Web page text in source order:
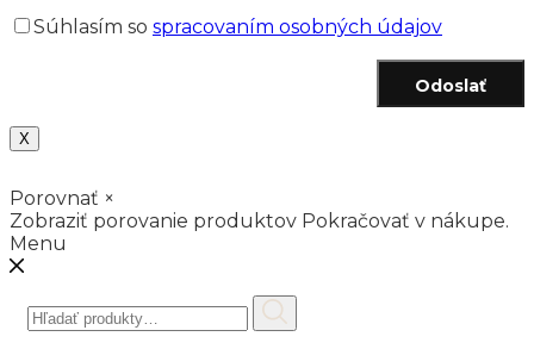
Súhlasím so spracovaním osobných údajov
Odoslať
X
Porovnať ×
Zobraziť porovanie produktov Pokračovať v nákupe.
Menu
Hľadať: